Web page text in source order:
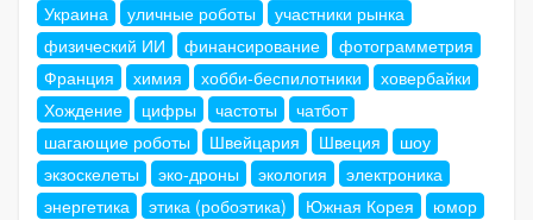
Украина
уличные роботы
участники рынка
физический ИИ
финансирование
фотограмметрия
Франция
химия хобби-беспилотники
ховербайки
Хождение
цифры частоты
чатбот
шагающие роботы
Швейцария Швеция
шоу
экзоскелеты
эко-дроны экология
электроника
энергетика
этика (робоэтика) Южная Корея юмор